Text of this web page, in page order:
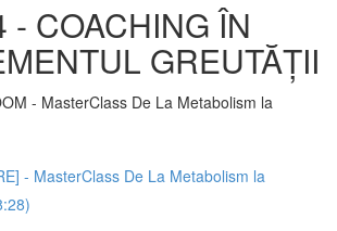
- COACHING ÎN
GREUTĂȚII
- MasterClass De La Metabolism la
- MasterClass De La Metabolism la